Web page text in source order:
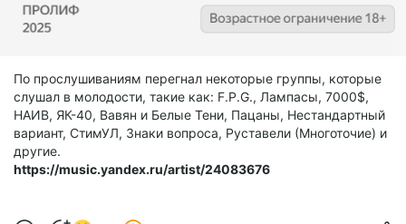
По прослушиваниям перегнал некоторые группы, которые
слушал в молодости, такие как: F.P.G., Лампасы, 7000$,
НАИВ, ЯК-40, Вавян и Белые Тени, Пацаны, Нестандартный
вариант, СтимУЛ, Знаки вопроса, Руставели (Многоточие) и
другие.
https://music.yandex.ru/artist/24083676